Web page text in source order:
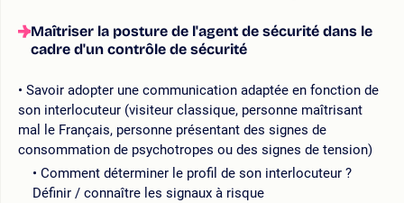
Maîtriser la posture de l'agent de sécurité dans le
cadre d'un contrôle de sécurité
Savoir adopter une communication adaptée en fonction de
son interlocuteur (visiteur classique, personne maîtrisant
mal le Français, personne présentant des signes de
consommation de psychotropes ou des signes de tension)
Comment déterminer le profil de son interlocuteur ?
Définir / connaître les signaux à risque